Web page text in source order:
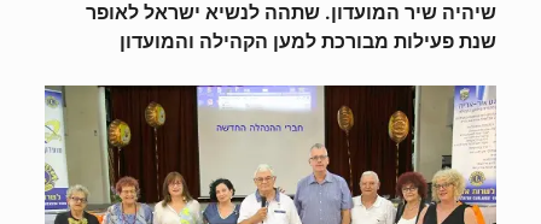
שיהיה שיר המועדון. שתהה לנשיא ישראל לאופר
שנת פעילות מבורכת למען הקהילה והמועדון